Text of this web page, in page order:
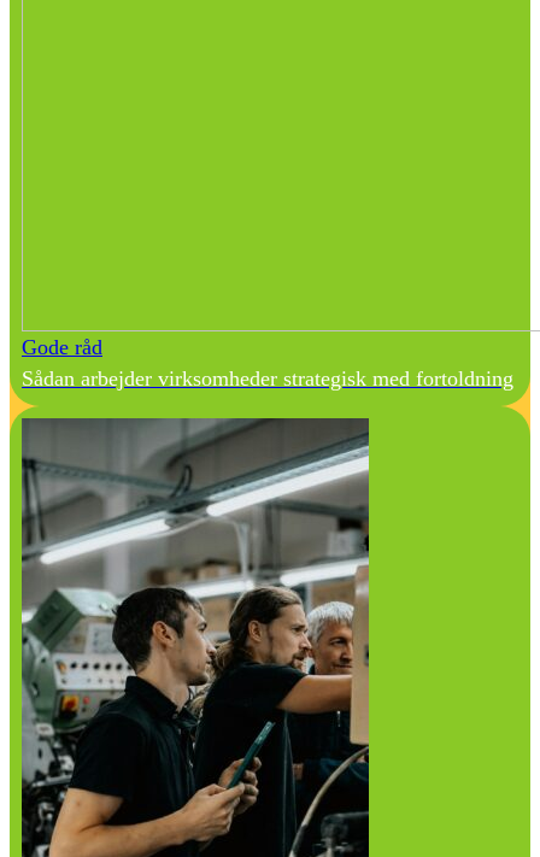
Gode råd
Sådan arbejder virksomheder strategisk med fortoldning